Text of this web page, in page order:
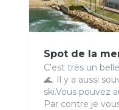
Spot de la
C'est très un
🌊. Il y a aussi
ski.Vous pouvez
Par contre je